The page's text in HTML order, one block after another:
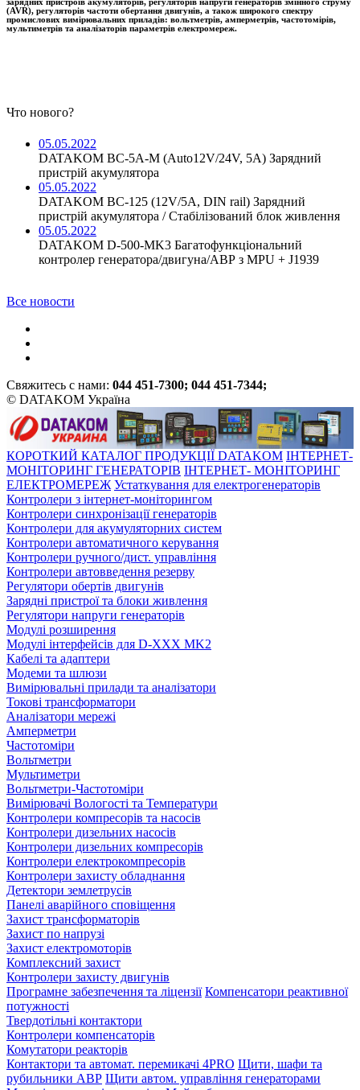
зарядних пристроїв акумуляторів, регуляторів напруги генераторів змінного струму
(AVR), регуляторів частоти обертання двигунів, а також широкого спектру
промислових вимірювальних приладів: вольтметрів, амперметрів, частотомірів,
мультиметрів та аналізаторів параметрів електромереж.
Что нового?
05.05.2022
DATAKOM BC-5A-M (Auto12V/24V, 5A) Зарядний
пристрій акумулятора
05.05.2022
DATAKOM BC-125 (12V/5A, DIN rail) Зарядний
пристрій акумулятора / Стабілізований блок живлення
05.05.2022
DATAKOM D-500-MK3 Багатофункціональний
контролер генератора/двигуна/АВР з MPU + J1939
Все новости
Свяжитесь с нами: 044 451-7300; 044 451-7344;
© DATAKOM Україна
КОРОТКИЙ КАТАЛОГ ПРОДУКЦІЇ DATAKOM ІНТЕРНЕТ-
МОНІТОРИНГ ГЕНЕРАТОРІВ ІНТЕРНЕТ- МОНІТОРИНГ
ЕЛЕКТРОМЕРЕЖ Устаткування для електрогенераторів
Контролери з інтернет-моніторингом
Контролери синхронізації генераторів
Контролери для акумуляторних систем
Контролери автоматичного керування
Контролери ручного/дист. управління
Контролери автовведення резерву
Регулятори обертів двигунів
Зарядні пристрої та блоки живлення
Регулятори напруги генераторів
Модулі розширення
Модулі інтерфейсів для D-XXX MK2
Кабелі та адаптери
Модеми та шлюзи
Вимірювальні прилади та аналізатори
Токові трансформатори
Аналізатори мережі
Амперметри
Частотоміри
Вольтметри
Мультиметри
Вольтметри-Частотоміри
Вимірювачі Вологості та Температури
Контролери компресорів та насосів
Контролери дизельних насосів
Контролери дизельних компресорів
Контролери електрокомпресорів
Контролери захисту обладнання
Детектори землетрусів
Панелі аварійного сповіщення
Захист трансформаторів
Захист по напрузі
Захист електромоторів
Комплексний захист
Контролери захисту двигунів
Програмне забезпечення та ліцензії Компенсатори реактивної
потужності
Твердотільні контактори
Контролери компенсаторів
Комутатори реакторів
Контактори та автомат. перемикачі 4PRO Щити, шафи та
рубильники АВР Щити автом. управління генераторами